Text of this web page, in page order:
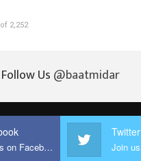
2,252
Follow Us @baatmidar
Join us on Facebook
Twitter
Join